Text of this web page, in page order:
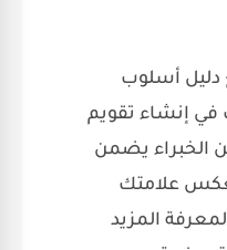
أسلوب
إنشاء تقويم
الخبراء يضمن
علامتك
المزيد